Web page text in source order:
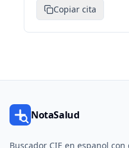
Copiar cita
NotaSalud
Buscador CIE en espanol